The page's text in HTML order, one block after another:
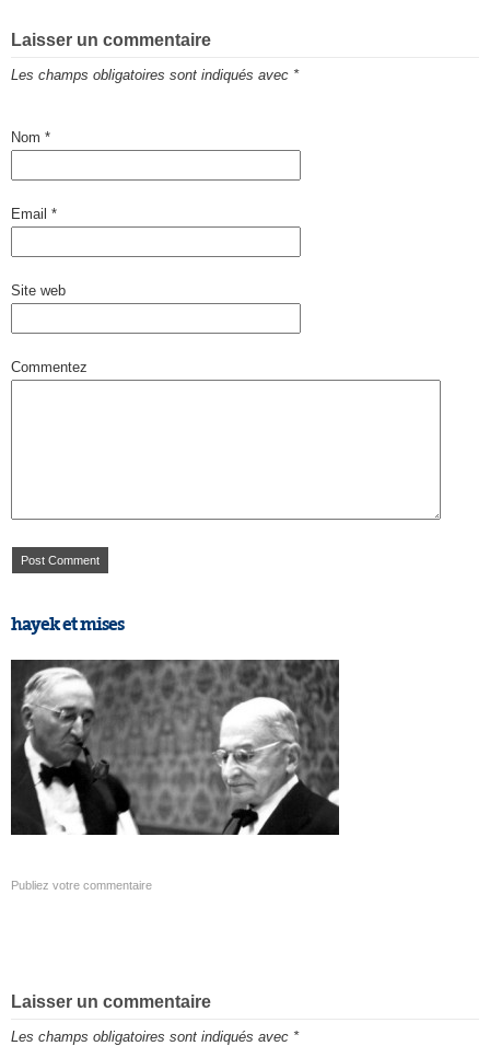
Laisser un commentaire
Les champs obligatoires sont indiqués avec *
Nom *
Email *
Site web
Commentez
hayek et mises
Publiez votre commentaire
Laisser un commentaire
Les champs obligatoires sont indiqués avec *